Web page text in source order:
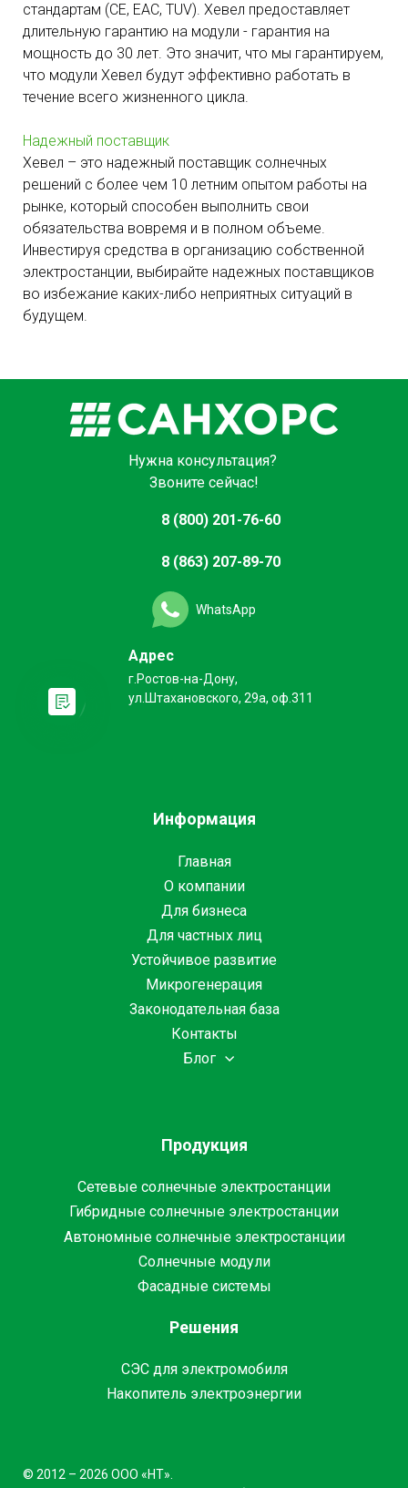
стандартам (CE, EAC, TUV). Хевел предоставляет
длительную гарантию на модули - гарантия на
мощность до 30 лет. Это значит, что мы гарантируем,
что модули Хевел будут эффективно работать в
течение всего жизненного цикла.
Надежный поставщик
Хевел – это надежный поставщик солнечных
решений с более чем 10 летним опытом работы на
рынке, который способен выполнить свои
обязательства вовремя и в полном объеме.
Инвестируя средства в организацию собственной
электростанции, выбирайте надежных поставщиков
во избежание каких-либо неприятных ситуаций в
будущем.
Нужна консультация?
Звоните сейчас!
8 (800) 201-76-60
8 (863) 207-89-70
WhatsApp
Адрес
г.Ростов-на-Дону,
ул.Штахановского, 29а, оф.311
Информация
Главная
О компании
Для бизнеса
Для частных лиц
Устойчивое развитие
Микрогенерация
Законодательная база
Контакты
Блог
Продукция
Сетевые солнечные электростанции
Гибридные солнечные электростанции
Автономные солнечные электростанции
Солнечные модули
Фасадные системы
Решения
СЭС для электромобиля
Накопитель электроэнергии
© 2012 – 2026 ООО «НТ».